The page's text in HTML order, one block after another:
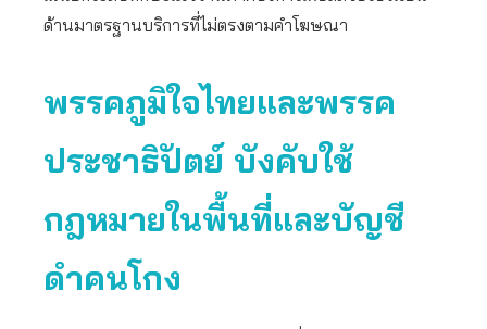
ด้านมาตรฐานบริการที่ไม่ตรงตามคำโฆษณา
พรรคภูมิใจไทยและพรรค
ประชาธิปัตย์ บังคับใช้
กฎหมายในพื้นที่และบัญชี
ดำคนโกง